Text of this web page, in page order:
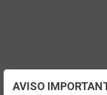
AVISO